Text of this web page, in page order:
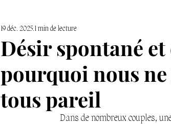
Coaching & Épanouissement personnel
Désir spontané
pourquoi nous
tous pareil
19 déc. 2025 1 min de lecture
Dans de nombreux couples,